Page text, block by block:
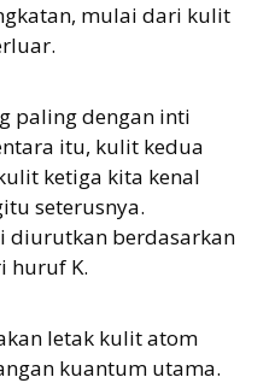
mulai dari kulit
paling dengan inti
itu, kulit kedua
ketiga kita kenal
seterusnya.
diurutkan berdasarkan
huruf K.
letak kulit atom
kuantum utama.